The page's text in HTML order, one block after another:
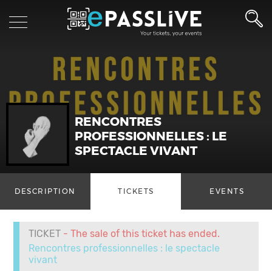
RENCONTRES
PROFESSIONNELLES : LE
SPECTACLE VIVANT
DESCRIPTION TICKETS EVENTS
TICKET - The sale of this ticket has ended.
Rencontres professionnelles : le spectacle
vivant